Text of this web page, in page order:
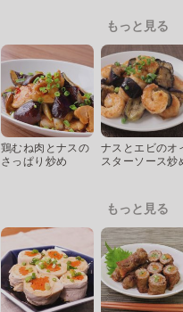
もっと見る
鶏むね肉とナスの
さっぱり炒め
ナスとエビのオ
スターソース炒
もっと見る